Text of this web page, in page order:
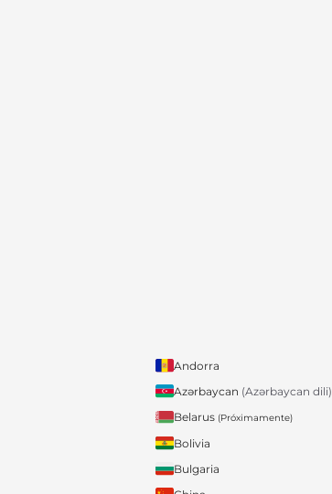
Andorra
Azərbaycan (Azərbaycan dili)
Belarus (Próximamente)
Bolivia
Bulgaria